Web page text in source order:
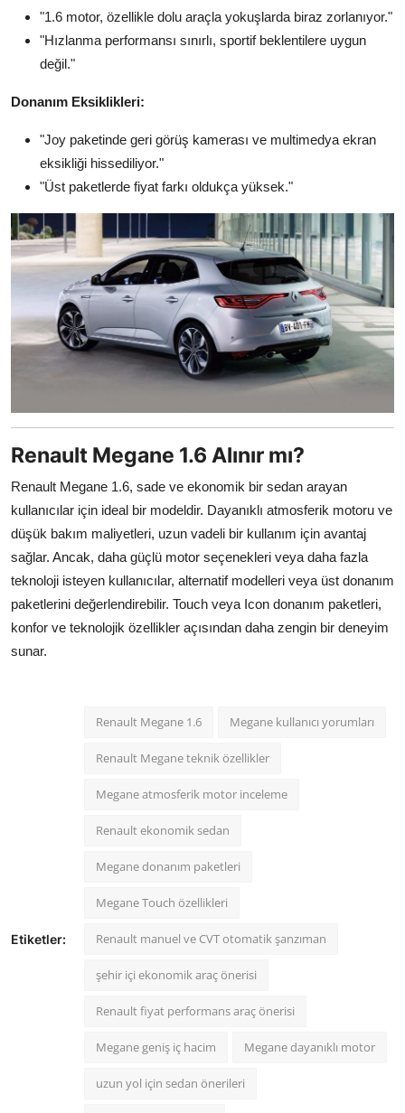
"1.6 motor, özellikle dolu araçla yokuşlarda biraz zorlanıyor."
"Hızlanma performansı sınırlı, sportif beklentilere uygun
değil."
Donanım Eksiklikleri:
"Joy paketinde geri görüş kamerası ve multimedya ekran
eksikliği hissediliyor."
"Üst paketlerde fiyat farkı oldukça yüksek."
Renault Megane 1.6 Alınır mı?
Renault Megane 1.6, sade ve ekonomik bir sedan arayan
kullanıcılar için ideal bir modeldir. Dayanıklı atmosferik motoru ve
düşük bakım maliyetleri, uzun vadeli bir kullanım için avantaj
sağlar. Ancak, daha güçlü motor seçenekleri veya daha fazla
teknoloji isteyen kullanıcılar, alternatif modelleri veya üst donanım
paketlerini değerlendirebilir. Touch veya Icon donanım paketleri,
konfor ve teknolojik özellikler açısından daha zengin bir deneyim
sunar.
Etiketler:
Renault Megane 1.6 Megane kullanıcı yorumları
Renault Megane teknik özellikler
Megane atmosferik motor inceleme
Renault ekonomik sedan
Megane donanım paketleri
Megane Touch özellikleri
Renault manuel ve CVT otomatik şanzıman
şehir içi ekonomik araç önerisi
Renault fiyat performans araç önerisi
Megane geniş iç hacim Megane dayanıklı motor
uzun yol için sedan önerileri